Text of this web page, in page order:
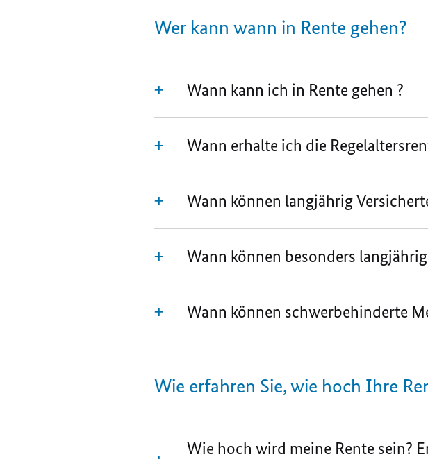
Wer kann wann in Rente gehen?
Wann kann ich in Rente gehen ?
Wann erhalte ich die
Wann können langjährig
Wann können besonders
Wann können schwerbehinderte
Wie erfahren Sie, wie hoch Ihre
Wie hoch wird meine Rente sein?